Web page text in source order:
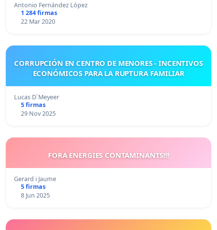
Antonio Fernández López
1 284 firmas
22 Mar 2020
CORRUPCIÓN EN CENTRO DE MENORES - INCENTIVOS
ECONÓMICOS PARA LA RUPTURA FAMILIAR
Lucas D´Meyeer
5 firmas
29 Nov 2025
FORA ENERGIES CONTAMINANTS!!!
Gerard i Jaume
5 firmas
8 Jun 2025